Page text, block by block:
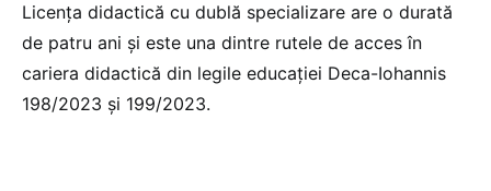
Licența didactică cu dublă specializare are o durată
de patru ani și este una dintre rutele de acces în
cariera didactică din legile educației Deca-Iohannis
198/2023 și 199/2023.